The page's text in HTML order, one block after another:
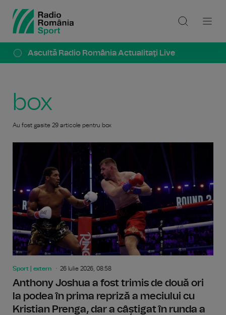
Ascultă Radio România Actualitaţi Live
box
Au fost gasite 29 articole pentru box
Sport | extern 26 Iulie 2026, 08:58
Anthony Joshua a fost trimis de două ori
la podea în prima repriză a meciului cu
Kristian Prenga, dar a câștigat în runda a